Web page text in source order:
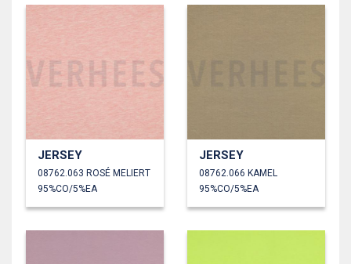
JERSEY
08762.063 ROSÉ MELIERT
95%CO/5%EA
JERSEY
08762.066 KAMEL
95%CO/5%EA